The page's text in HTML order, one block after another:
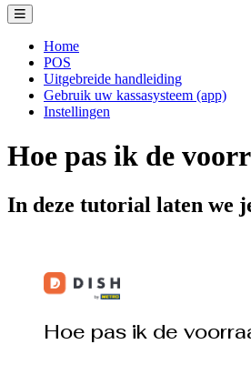
Home
POS
Uitgebreide handleiding
Gebruik uw kassasysteem (app)
Instellingen
Hoe pas ik de
In deze tutorial laten we